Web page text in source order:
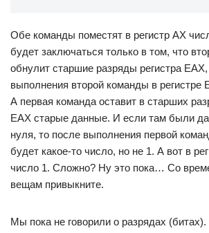
Обе команды поместят в регистр AX
будет заключаться только в том, что
обнулит старшие разряды регистра
выполнения второй команды в регистре
А первая команда оставит в старших
EAX старые данные. И если там были
нуля, то после выполнения первой
будет какое-то число, но не 1. А вот в
число 1. Сложно? Ну это пока… Со
вещам привыкните.
Мы пока не говорили о разрядах